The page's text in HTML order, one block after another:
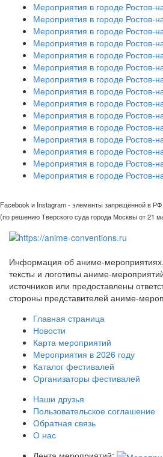
Мероприятия в городе Ростов-
Мероприятия в городе Ростов-
Мероприятия в городе Ростов-
Мероприятия в городе Ростов-
Мероприятия в городе Ростов-
Мероприятия в городе Ростов-
Мероприятия в городе Ростов-
Мероприятия в городе Ростов-
Мероприятия в городе Ростов-
Мероприятия в городе Ростов-
Мероприятия в городе Ростов-
Мероприятия в городе Ростов-
Мероприятия в городе Ростов-
Мероприятия в городе Ростов-
Мероприятия в городе Ростов-
Facebook и Instagram - элементы запрещённой в РФ
(по решению Тверского суда города Москвы от 21
Информация об аниме-
тексты и логотипы аниме-
источников или предоставлены
стороны представителей аниме-
Главная страница
Новости
Карта мероприятий
Мероприятия в 2026 году
Каталог фестивалей
Организаторы фестивалей
Наши друзья
Пользовательское соглашение
Обратная связь
О нас